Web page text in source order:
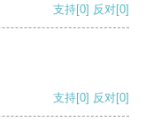
支持[0] 反对[0]
支持[0] 反对[0]